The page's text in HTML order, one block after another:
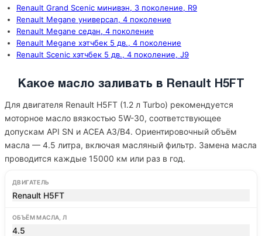
Renault Grand Scenic минивэн, 3 поколение, R9
Renault Megane универсал, 4 поколение
Renault Megane седан, 4 поколение
Renault Megane хэтчбек 5 дв., 4 поколение
Renault Scenic хэтчбек 5 дв., 4 поколение, J9
Какое масло заливать в Renault H5FT
Для двигателя Renault H5FT (1.2 л Turbo) рекомендуется
моторное масло вязкостью 5W-30, соответствующее
допускам API SN и ACEA A3/B4. Ориентировочный объём
масла — 4.5 литра, включая масляный фильтр. Замена масла
проводится каждые 15000 км или раз в год.
ДВИГАТЕЛЬ
Renault H5FT
ОБЪЁМ МАСЛА, Л
4.5